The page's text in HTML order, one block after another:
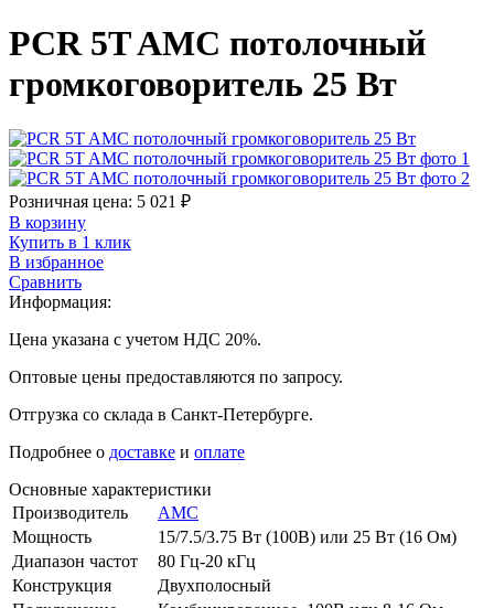
PCR 5T AMC потолочный
громкоговоритель 25 Вт
Розничная цена: 5 021 ₽
В корзину
Купить в 1 клик
В избранное
Сравнить
Информация:
Цена указана с учетом НДС 20%.
Оптовые цены предоставляются по запросу.
Отгрузка со склада в Санкт-Петербурге.
Подробнее о доставке и оплате
Основные характеристики
Производитель
AMC
Мощность
15/7.5/3.75 Вт (100В) или 25 Вт (16 Ом)
Диапазон частот
80 Гц-20 кГц
Конструкция
Двухполосный